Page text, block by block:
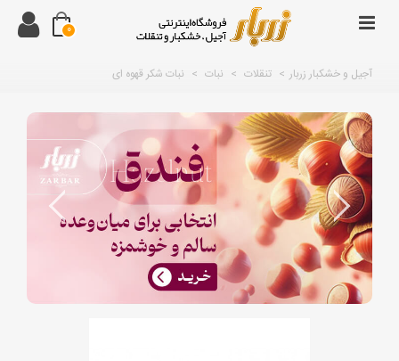
0
آجیل و خشکبار زربار > تنقلات > نبات > نبات شکر قهوه ای